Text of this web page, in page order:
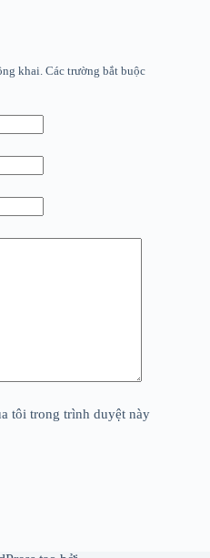
khai. Các trường bắt buộc
tôi trong trình duyệt này